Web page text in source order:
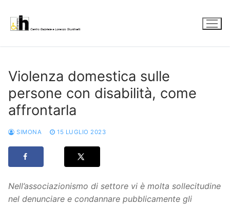
contenuto
Violenza domestica sulle
persone con disabilità, come
affrontarla
SIMONA 15 LUGLIO 2023
Nell’associazionismo di settore vi è molta sollecitudine
nel denunciare e condannare pubblicamente gli